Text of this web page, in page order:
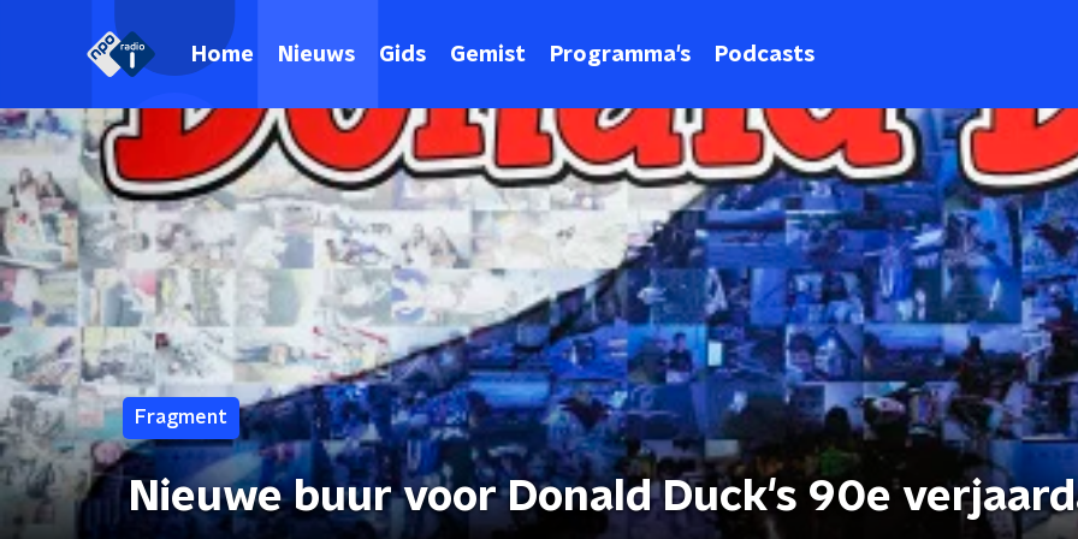
Home Nieuws Gids Gemist Programma's Podcasts
Fragment
Nieuwe buur voor Donald Duck's 90e